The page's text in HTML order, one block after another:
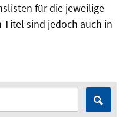
für die jeweilige
sind jedoch auch in